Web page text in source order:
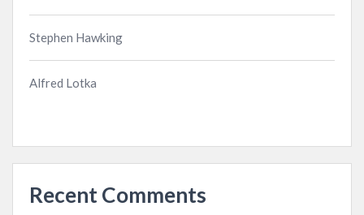
Stephen Hawking
Alfred Lotka
Recent Comments